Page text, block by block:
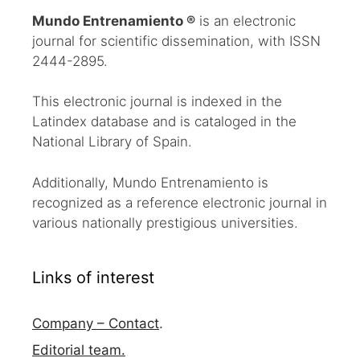
Mundo Entrenamiento ® is an electronic
journal for scientific dissemination, with ISSN
2444-2895.
This electronic journal is indexed in the
Latindex database and is cataloged in the
National Library of Spain.
Additionally, Mundo Entrenamiento is
recognized as a reference electronic journal in
various nationally prestigious universities.
Links of interest
Company – Contact.
Editorial team.